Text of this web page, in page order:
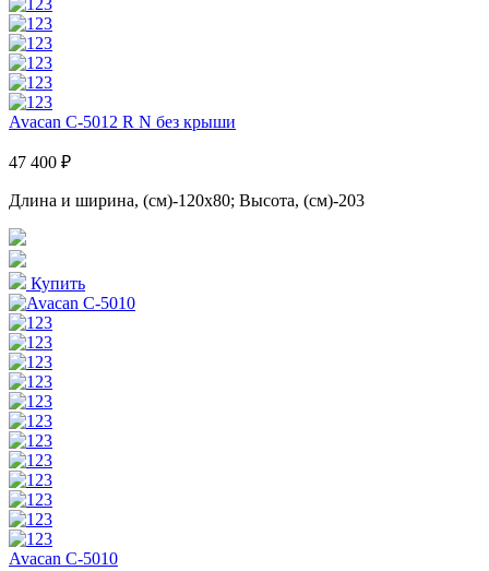
Avacan C-5012 R N без крыши
47 400 ₽
Длина и ширина, (см)-120x80; Высота, (см)-203
Купить
Avacan C-5010